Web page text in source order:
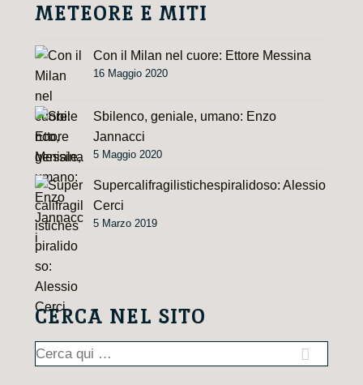
METEORE E MITI
Con il Milan nel cuore: Ettore Messina
16 Maggio 2020
Sbilenco, geniale, umano: Enzo
Jannacci
5 Maggio 2020
Supercalifragilistichespiralidoso: Alessio
Cerci
5 Marzo 2019
CERCA NEL SITO
Cerca: